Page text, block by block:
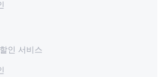
인 서비스